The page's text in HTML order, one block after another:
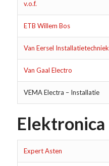
v.o.f.
ETB Willem Bos
Van Eersel Installatietechniek
Van Gaal Electro
VEMA Electra – Installatie
Elektronica
Expert Asten